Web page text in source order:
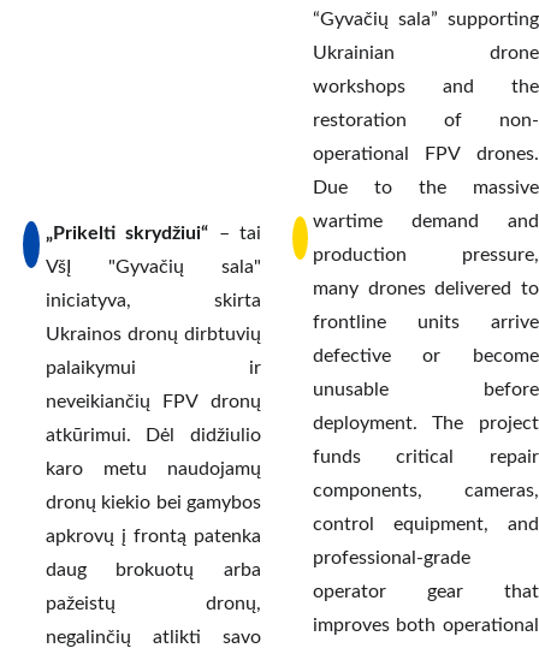
“Gyvačių sala” supporting
Ukrainian drone
workshops and the
restoration of non-
operational FPV drones.
Due to the massive
wartime demand and
production pressure,
many drones delivered to
frontline units arrive
defective or become
unusable before
deployment. The project
funds critical repair
components, cameras,
control equipment, and
professional-grade
operator gear that
improves both operational
„Prikelti skrydžiui“ – tai
VšĮ "Gyvačių sala"
iniciatyva, skirta
Ukrainos dronų dirbtuvių
palaikymui ir
neveikiančių FPV dronų
atkūrimui. Dėl didžiulio
karo metu naudojamų
dronų kiekio bei gamybos
apkrovų į frontą patenka
daug brokuotų arba
pažeistų dronų,
negalinčių atlikti savo